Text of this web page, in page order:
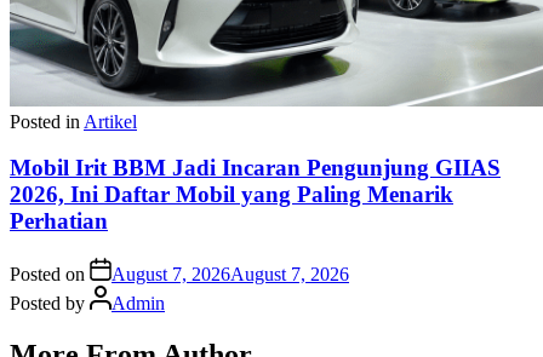
Posted in Artikel
Mobil Irit BBM Jadi Incaran Pengunjung GIIAS
2026, Ini Daftar Mobil yang Paling Menarik
Perhatian
Posted on August 7, 2026August 7, 2026
Posted by
Admin